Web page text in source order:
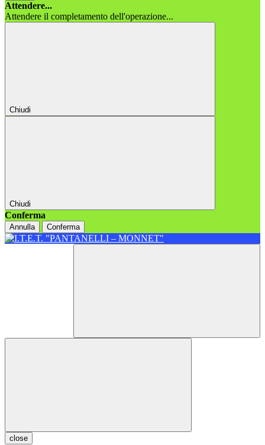
Attendere...
Attendere il completamento dell'operazione...
Chiudi
Chiudi
Conferma
Annulla Conferma
close